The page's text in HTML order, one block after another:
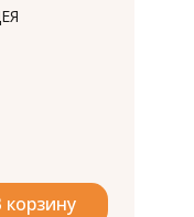
корзину